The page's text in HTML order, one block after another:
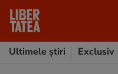
Ultimele știri
Exclusiv